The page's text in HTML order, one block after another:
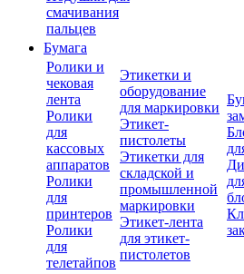
смачивания
пальцев
Бумага
Ролики и
чековая
лента
Ролики
для
кассовых
аппаратов
Ролики
для
принтеров
Ролики
для
телетайпов
Этикетки и
оборудование
для маркировки
Этикет-
пистолеты
Этикетки для
складской и
промышленной
маркировки
Этикет-лента
для этикет-
пистолетов